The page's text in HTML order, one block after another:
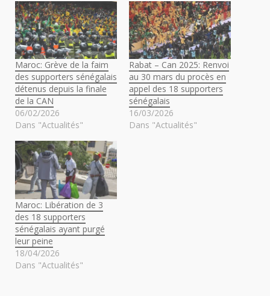
Maroc: Grève de la faim
des supporters sénégalais
détenus depuis la finale
de la CAN
06/02/2026
Dans "Actualités"
Rabat – Can 2025: Renvoi
au 30 mars du procès en
appel des 18 supporters
sénégalais
16/03/2026
Dans "Actualités"
Maroc: Libération de 3
des 18 supporters
sénégalais ayant purgé
leur peine
18/04/2026
Dans "Actualités"